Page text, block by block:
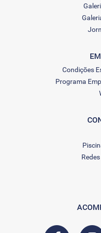
Condições
Programa